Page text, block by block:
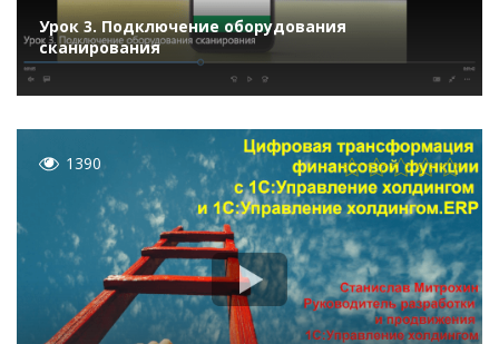
Урок 3. Подключение оборудования
сканирования
1390